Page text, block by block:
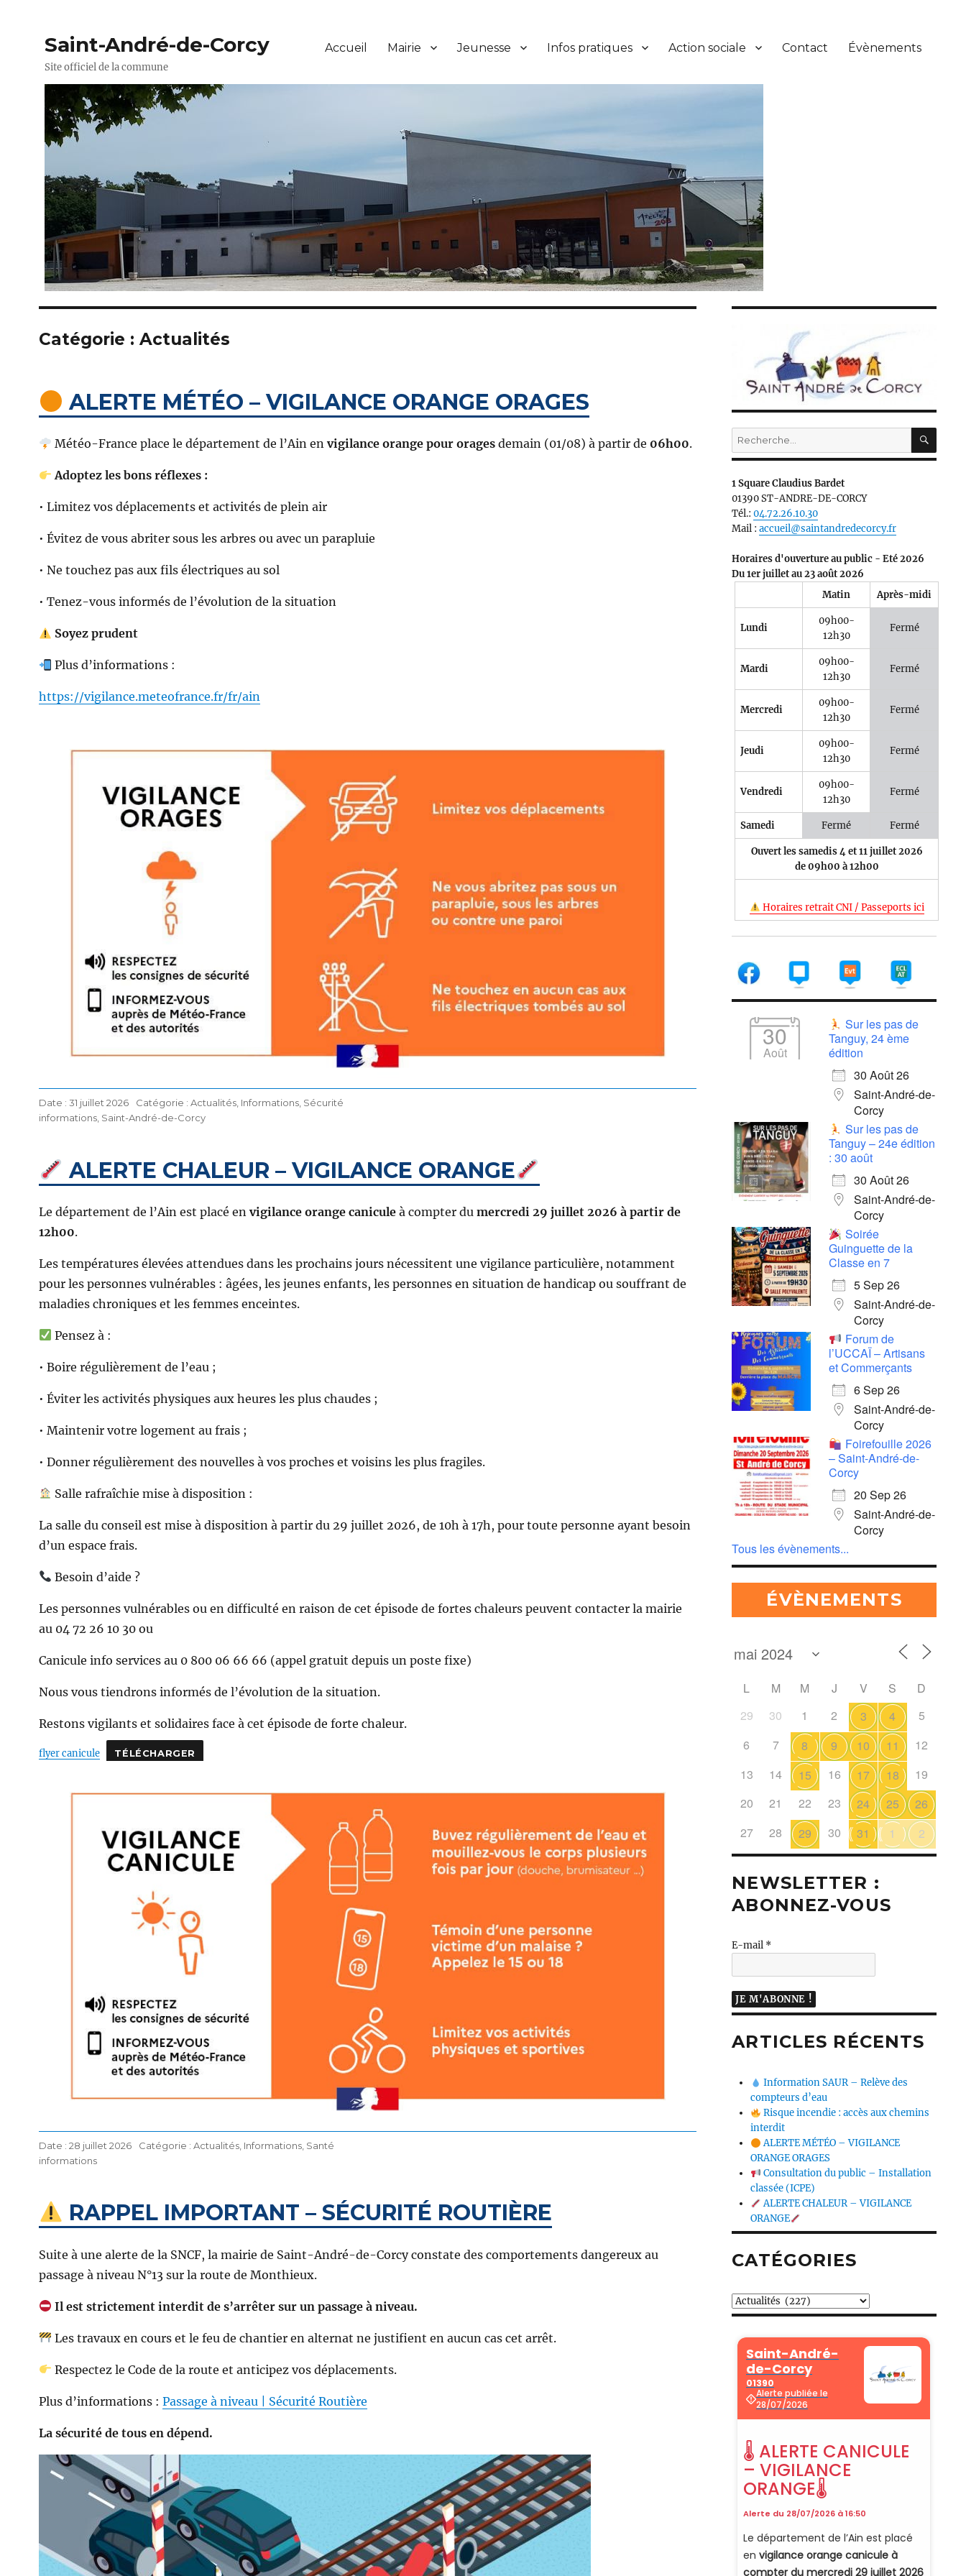
Saint-André-de-Corcy
Site officiel de la commune
Accueil Mairie Jeunesse Infos pratiques Action sociale Contact Évènements
Catégorie : Actualités
ALERTE MÉTÉO – VIGILANCE ORANGE ORAGES
Météo-France place le département de l’Ain en vigilance orange pour oragesdemain (01/08) à partir de 06h00.
Adoptez les bons réflexes :
• Limitez vos déplacements et activités de plein air
• Évitez de vous abriter sous les arbres ou avec un parapluie
• Ne touchez pas aux fils électriques au sol
• Tenez-vous informés de l’évolution de la situation
Soyez prudent
Plus d’informations :
https://vigilance.meteofrance.fr/fr/ain
Publié
le
31 juillet 2026 Catégories
Actualités, Informations, Sécurité
Étiquettes
informations, Saint-André-de-Corcy
ALERTE CHALEUR – VIGILANCE ORANGE
Le département de l’Ain est placé en vigilance orange caniculeà compter du mercredi 29 juillet 2026 à partir de
12h00.
Les températures élevées attendues dans les prochains jours nécessitent une vigilance particulière, notamment
pour les personnes vulnérables : âgées, les jeunes enfants, les personnes en situation de handicap ou souffrant de
maladies chroniques et les femmes enceintes.
Pensez à :
• Boire régulièrement de l’eau ;
• Éviter les activités physiques aux heures les plus chaudes ;
• Maintenir votre logement au frais ;
• Donner régulièrement des nouvelles à vos proches et voisins les plus fragiles.
Salle rafraîchie mise à disposition :
La salle du conseil est mise à disposition à partir du 29 juillet 2026, de 10h à 17h, pour toute personne ayant besoin
d’un espace frais.
Besoin d’aide ?
Les personnes vulnérables ou en difficulté en raison de cet épisode de fortes chaleurs peuvent contacter la mairie
au 04 72 26 10 30 ou
Canicule info services au 0 800 06 66 66 (appel gratuit depuis un poste fixe)
Nous vous tiendrons informés de l’évolution de la situation.
Restons vigilants et solidaires face à cet épisode de forte chaleur.
flyer canicule TÉLÉCHARGER
Publié
le
28 juillet 2026 Catégories
Actualités, Informations, Santé
Étiquettes
informations
RAPPEL IMPORTANT – SÉCURITÉ ROUTIÈRE
Suite à une alerte de la SNCF, la mairie de Saint-André-de-Corcy constate des comportements dangereux au
passage à niveau N°13 sur la route de Monthieux.
Il est strictement interdit de s’arrêter sur un passage à niveau.
Les travaux en cours et le feu de chantier en alternat ne justifient en aucun cas cet arrêt.
Respectez le Code de la route et anticipez vos déplacements.
Plus d’informations : Passage à niveau | Sécurité Routière
La sécurité de tous en dépend.
Recherche
pour :
1 Square Claudius Bardet
01390 ST-ANDRE-DE-CORCY
Tél.:04.72.26.10.30
Mail :accueil@saintandredecorcy.fr
Horaires d'ouverture au public - Eté 2026
Du 1er juillet au 23 août 2026
Matin
Après-midi
Lundi
09h00-
12h30
Fermé
Mardi
09h00-
12h30
Fermé
Mercredi
09h00-
12h30
Fermé
Jeudi
09h00-
12h30
Fermé
Vendredi
09h00-
12h30
Fermé
Samedi Fermé Fermé
Ouvert les samedis 4 et 11 juillet 2026
de 09h00 à 12h00
Horaires retrait CNI / Passeports ici
30
Août
Sur les pas de
Tanguy, 24 ème
édition
30 Août 26
Saint-André-de-
Corcy
Sur les pas de
Tanguy – 24e édition
: 30 août
30 Août 26
Saint-André-de-
Corcy
Soirée
Guinguette de la
Classe en 7
5 Sep 26
Saint-André-de-
Corcy
Forum de
l’UCCAÏ – Artisans
et Commerçants
6 Sep 26
Saint-André-de-
Corcy
Foirefouille 2026
– Saint-André-de-
Corcy
20 Sep 26
Saint-André-de-
Corcy
Tous les évènements...
ÉVÈNEMENTS
L M M J V S
D
29
30 1 2 3 4
5
6
7 8 9 10 11
12
13
14 15 16 17 18
19
20
21 22 23 24 25
26
27
28 29 30 31 1 2
NEWSLETTER :
ABONNEZ-VOUS
E-mail *
ARTICLES RÉCENTS
Information SAUR – Relève des
compteurs d’eau
Risque incendie : accès aux chemins
interdit
ALERTE MÉTÉO – VIGILANCE
ORANGE ORAGES
Consultation du public – Installation
classée (ICPE)
ALERTE CHALEUR – VIGILANCE
ORANGE
CATÉGORIES
Catégories